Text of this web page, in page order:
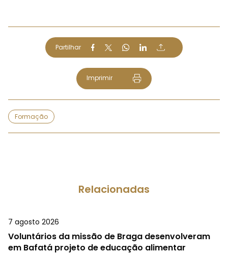
Partilhar
Imprimir
Formação
Relacionadas
7 agosto 2026
Voluntários da missão de Braga desenvolveram
em Bafatá projeto de educação alimentar